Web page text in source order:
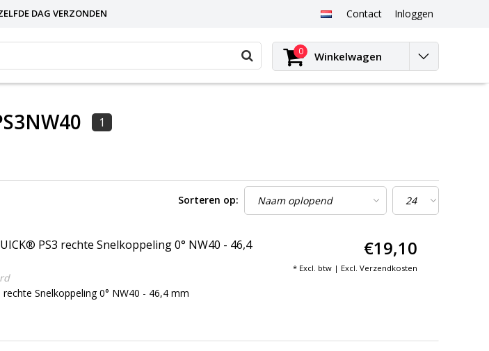
DAG VERZONDEN Contact Inloggen
0 Winkelwagen
1
Sorteren op:
PS3 rechte Snelkoppeling 0° NW40 - 46,4
Snelkoppeling 0° NW40 - 46,4 mm
€19,10
* Excl. btw | Excl. Verzendkosten